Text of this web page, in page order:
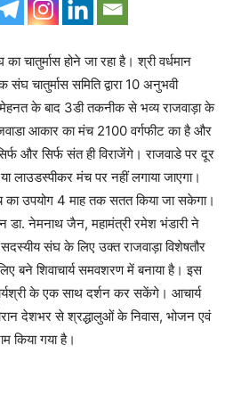
चातुर्मास होने जा रहा है। श्री वर्धमान
चातुर्मास समिति द्वारा 10 अनुभवी
मेहनत के बाद 3डी तकनीक से भव्य राजवाड़ा के
आकार का मंच 2100 वर्गफीट का है और
और सिर्फ संत ही विराजेंगे। राजवाडे पर दूर
लाउडस्पीकर मंच पर नहीं लगाया जाएगा।
उपयोग 4 माह तक सतत किया जा सकेगा।
डा. नेमनाथ जैन, महामंत्री रमेश भंडारी ने
संघ के लिए उक्त राजवाड़ा विशेषतौर
बने शिवाचार्य समवशरण में बनाया है। इस
के एक साथ दर्शन कर सकेंगे। आचार्य
देशभर से श्रद्धालुओं के निवास, भोजन एवं
किया गया है।